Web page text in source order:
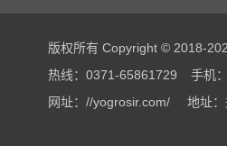
版权所有 Copyright © 2018-
热线：0371-65861729
手机
网址：//yogrosir.com/
地址